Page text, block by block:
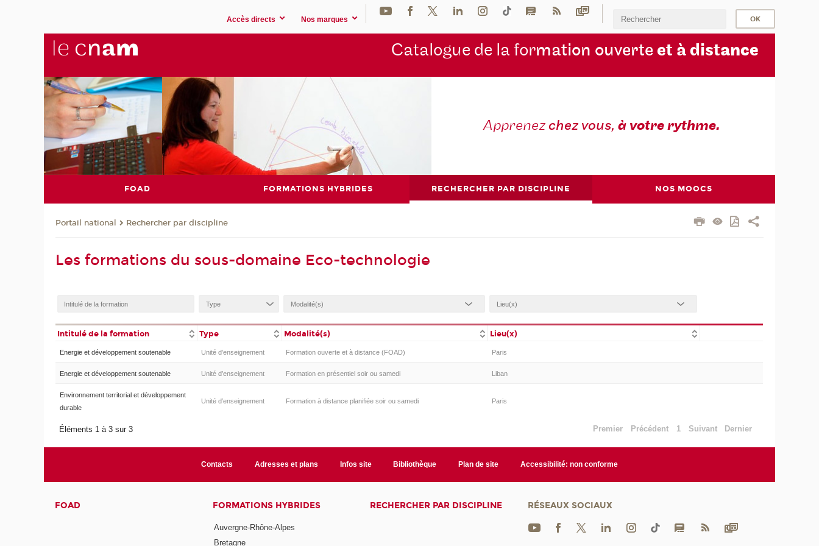
Accès directs Nos marques
Catalogue de la formation ouverte et à distance
Apprenezchez vous, à votre rythme.
FOAD FORMATIONS HYBRIDES RECHERCHER PAR DISCIPLINE NOS MOOCS
Portail national Rechercher par discipline
Les formations du sous-domaine Eco-technologie
Intitulé de la formation Type Modalité(s) Lieu(x)
Energie et développement soutenable Unité d’enseignement Formation ouverte et à distance (FOAD) Paris
Energie et développement soutenable Unité d’enseignement Formation en présentiel soir ou samedi Liban
Environnement territorial et développement
durable
Unité d’enseignement Formation à distance planifiée soir ou samedi Paris
Éléments 1 à 3 sur 3 Premier Précédent 1 Suivant Dernier
Contacts Adresses et plans Infos site Bibliothèque Plan de site Accessibilité: non conforme
FOAD FORMATIONS HYBRIDES
Auvergne-Rhône-Alpes
Bretagne
RECHERCHER PAR DISCIPLINE RÉSEAUX SOCIAUX